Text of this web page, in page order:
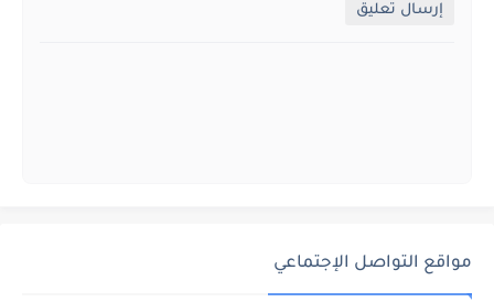
إرسال تعليق
مواقع التواصل الإجتماعي